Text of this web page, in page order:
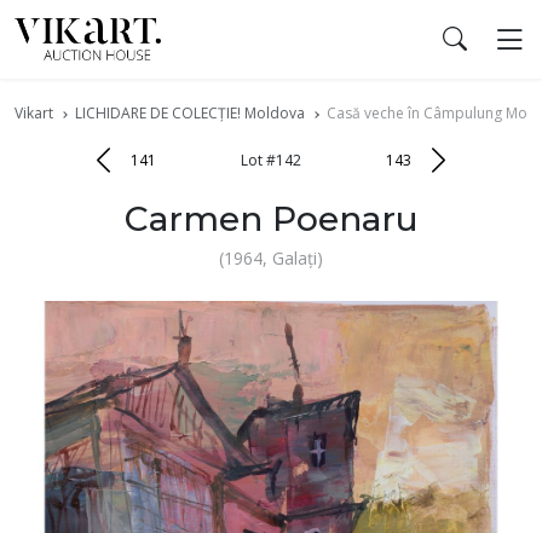
Vikart LICHIDARE DE COLECŢIE! Moldova Casă veche în Câmpulung
141 Lot #142 143
Carmen Poenaru
(1964, Galați)